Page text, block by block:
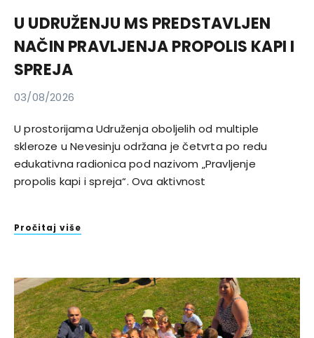
U UDRUŽENJU MS PREDSTAVLJEN
NAČIN PRAVLJENJA PROPOLIS KAPI I
SPREJA
03/08/2026
U prostorijama Udruženja oboljelih od multiple
skleroze u Nevesinju održana je četvrta po redu
edukativna radionica pod nazivom „Pravljenje
propolis kapi i spreja“. Ova aktivnost
Pročitaj više